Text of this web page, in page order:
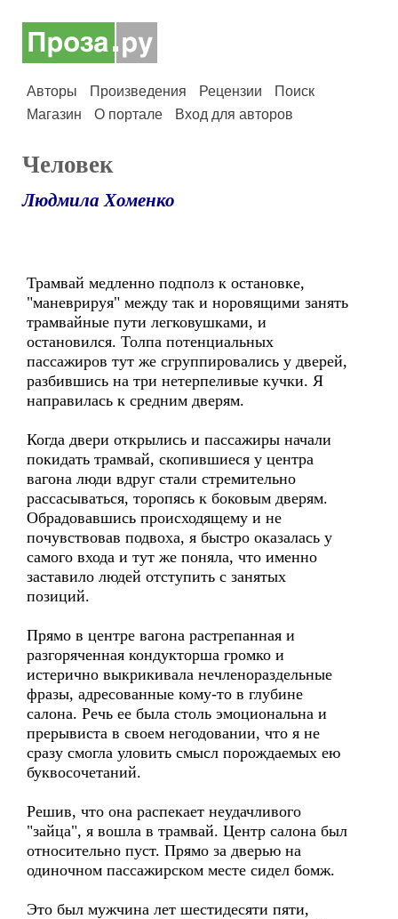
Авторы Произведения Рецензии
Поиск
Магазин
О портале Вход для авторов
Человек
Людмила Хоменко
Трамвай медленно подполз к остановке,
"маневрируя" между так и норовящими занять
трамвайные пути легковушками, и
остановился. Толпа потенциальных
пассажиров тут же сгруппировались у дверей,
разбившись на три нетерпеливые кучки. Я
направилась к средним дверям.
Когда двери открылись и пассажиры начали
покидать трамвай, скопившиеся у центра
вагона люди вдруг стали стремительно
рассасываться, торопясь к боковым дверям.
Обрадовавшись происходящему и не
почувствовав подвоха, я быстро оказалась у
самого входа и тут же поняла, что именно
заставило людей отступить с занятых
позиций.
Прямо в центре вагона растрепанная и
разгоряченная кондукторша громко и
истерично выкрикивала нечленораздельные
фразы, адресованные кому-то в глубине
салона. Речь ее была столь эмоциональна и
прерывиста в своем негодовании, что я не
сразу смогла уловить смысл порождаемых ею
буквосочетаний.
Решив, что она распекает неудачливого
"зайца", я вошла в трамвай. Центр салона был
относительно пуст. Прямо за дверью на
одиночном пассажирском месте сидел бомж.
Это был мужчина лет шестидесяти пяти,